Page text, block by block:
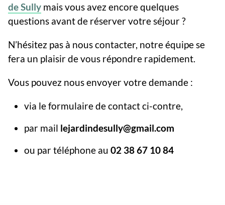
de Sully mais vous avez encore quelques
questions avant de réserver votre séjour ?
N’hésitez pas à nous contacter, notre équipe se
fera un plaisir de vous répondre rapidement.
Vous pouvez nous envoyer votre demande :
via le formulaire de contact ci-contre,
par mail lejardindesully@gmail.com
ou par téléphone au 02 38 67 10 84